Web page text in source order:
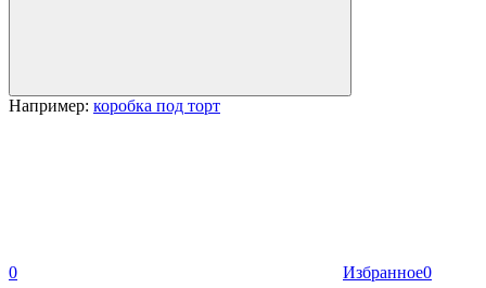
Например: коробка под торт
0 Избранное0